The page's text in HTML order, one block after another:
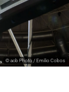
©acb Photo / Emilio Cobos